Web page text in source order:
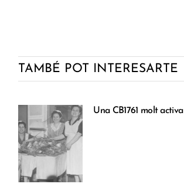
TAMBÉ POT INTERESARTE
Una CB1761 molt activa